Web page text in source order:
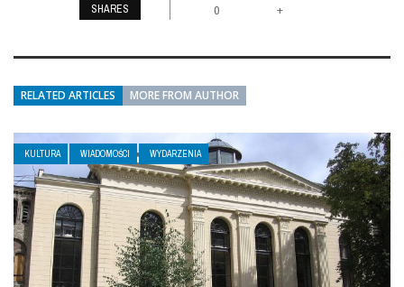
SHARES 0 +
RELATED ARTICLES MORE FROM AUTHOR
KULTURA WIADOMOŚCI WYDARZENIA